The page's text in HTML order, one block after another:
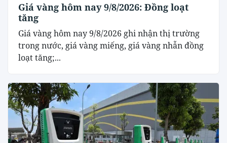
Giá vàng hôm nay 9/8/2026: Đồng loạt
tăng
Giá vàng hôm nay 9/8/2026 ghi nhận thị trường
trong nước, giá vàng miếng, giá vàng nhẫn đồng
loạt tăng;...